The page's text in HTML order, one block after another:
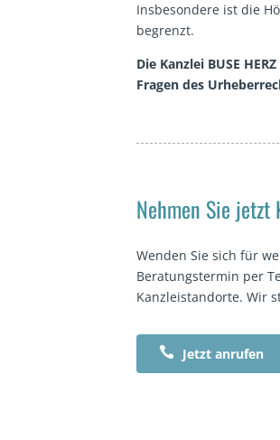
Insbesondere ist die
begrenzt.
Die Kanzlei BUSE
Fragen des
Nehmen Sie
Wenden Sie sich für
Beratungstermin per
Kanzleistandorte. Wir
 Jetzt anrufen